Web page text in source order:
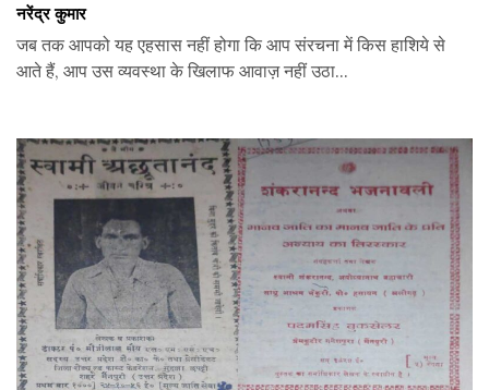
नरेंद्र कुमार
जब तक आपको यह एहसास नहीं होगा कि आप संरचना में किस हाशिये से
आते हैं, आप उस व्यवस्था के खिलाफ आवाज़ नहीं उठा...